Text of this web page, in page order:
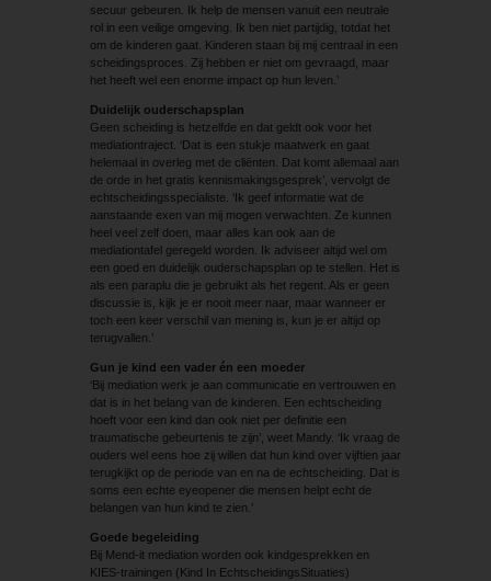
secuur gebeuren. Ik help de mensen vanuit een neutrale
rol in een veilige omgeving. Ik ben niet partijdig, totdat het
om de kinderen gaat. Kinderen staan bij mij centraal in een
scheidingsproces. Zij hebben er niet om gevraagd, maar
het heeft wel een enorme impact op hun leven.’
Duidelijk ouderschapsplan
Geen scheiding is hetzelfde en dat geldt ook voor het
mediationtraject. ‘Dat is een stukje maatwerk en gaat
helemaal in overleg met de cliënten. Dat komt allemaal aan
de orde in het gratis kennismakingsgesprek’, vervolgt de
echtscheidingsspecialiste. ‘Ik geef informatie wat de
aanstaande exen van mij mogen verwachten. Ze kunnen
heel veel zelf doen, maar alles kan ook aan de
mediationtafel geregeld worden. Ik adviseer altijd wel om
een goed en duidelijk ouderschapsplan op te stellen. Het is
als een paraplu die je gebruikt als het regent. Als er geen
discussie is, kijk je er nooit meer naar, maar wanneer er
toch een keer verschil van mening is, kun je er altijd op
terugvallen.’
Gun je kind een vader én een moeder
‘Bij mediation werk je aan communicatie en vertrouwen en
dat is in het belang van de kinderen. Een echtscheiding
hoeft voor een kind dan ook niet per definitie een
traumatische gebeurtenis te zijn’, weet Mandy. ‘Ik vraag de
ouders wel eens hoe zij willen dat hun kind over vijftien jaar
terugkijkt op de periode van en na de echtscheiding. Dat is
soms een echte eyeopener die mensen helpt echt de
belangen van hun kind te zien.’
Goede begeleiding
Bij Mend-it mediation worden ook kindgesprekken en
KIES-trainingen (Kind In EchtscheidingsSituaties)